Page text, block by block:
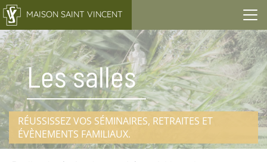
MAISON SAINT VINCENT
Les salles
RÉUSSISSEZ VOS SÉMINAIRES, RETRAITES ET
ÉVÈNEMENTS FAMILIAUX.
Panneau de gestion des cookies